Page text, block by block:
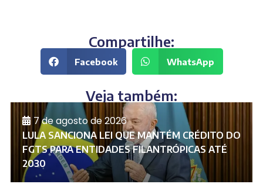
Compartilhe:
Facebook WhatsApp
Veja também:
7 de agosto de 2026
LULA SANCIONA LEI QUE MANTÉM CRÉDITO DO
FGTS PARA ENTIDADES FILANTRÓPICAS ATÉ
2030